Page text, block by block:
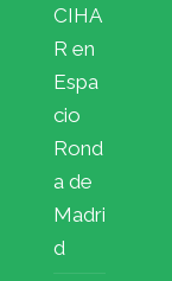
CIHA
R en
Espa
cio
Rond
a de
Madri
d